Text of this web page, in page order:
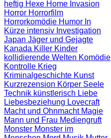
heftig Hexe Home Invasion
Horror Horrorfilm
Horrorkomödie Humor In
Kürze intensiv Investigation
Japan Jäger und Gejagte
Kanada Killer Kinder
kollidierende Welten Komödie
Kontrolle Krieg
Kriminalgeschichte Kunst
Kurzrezension Körper Seele
Technik künstlerisch Liebe
Liebesbeziehung Lovecraft
Macht und Ohnmacht Magie
Mann und Frau Mediengruft
Monster Monster im